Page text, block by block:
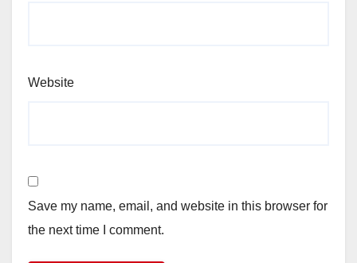
Website
Save my name, email, and website in this browser for
the next time I comment.